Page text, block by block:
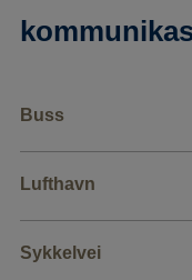
Buss
Lufthavn
Sykkelvei